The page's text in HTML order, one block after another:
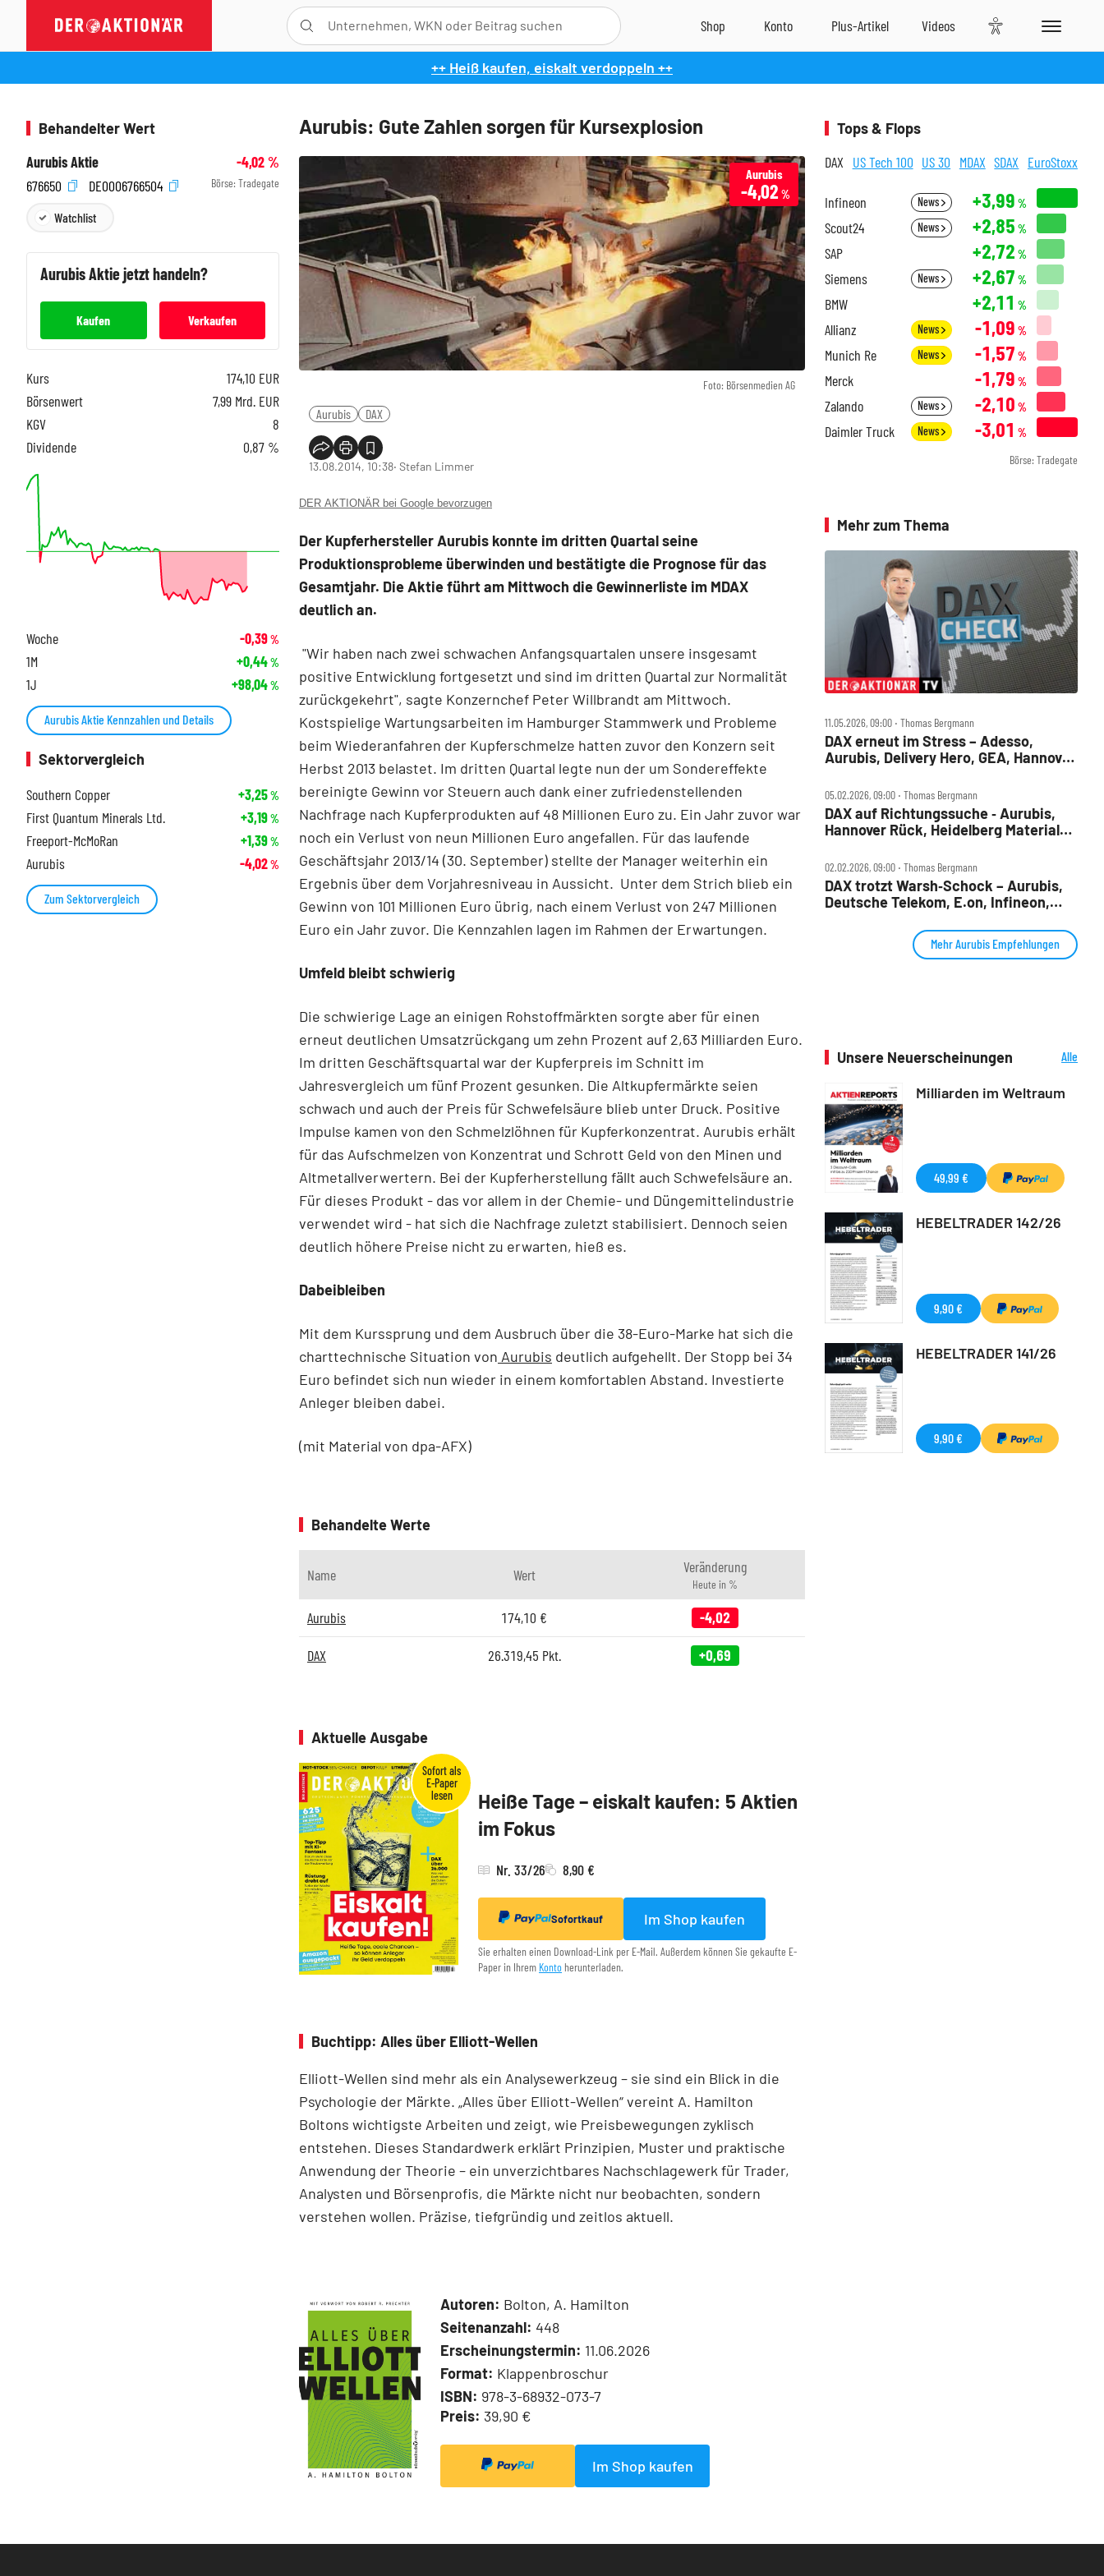
++ Heiß kaufen, eiskalt verdoppeln ++
Aurubis: Gute Zahlen sorgen für Kursexplosion
Foto: Börsenmedien AG
Aurubis
-4,02%
Aurubis DAX
13.08.2014, 10:38‧ Stefan Limmer
DER AKTIONÄR bei Google bevorzugen
Der Kupferhersteller Aurubis konnte im dritten Quartal seine
Produktionsprobleme überwinden und bestätigte die Prognose für das
Gesamtjahr. Die Aktie führt am Mittwoch die Gewinnerliste im MDAX
deutlich an.
"Wir haben nach zwei schwachen Anfangsquartalen unsere insgesamt
positive Entwicklung fortgesetzt und sind im dritten Quartal zur Normalität
zurückgekehrt", sagte Konzernchef Peter Willbrandt am Mittwoch.
Kostspielige Wartungsarbeiten im Hamburger Stammwerk und Probleme
beim Wiederanfahren der Kupferschmelze hatten zuvor den Konzern seit
Herbst 2013 belastet. Im dritten Quartal legte nun der um Sondereffekte
bereinigte Gewinn vor Steuern auch dank einer zufriedenstellenden
Nachfrage nach Kupferprodukten auf 48 Millionen Euro zu. Ein Jahr zuvor war
noch ein Verlust von neun Millionen Euro angefallen. Für das laufende
Geschäftsjahr 2013/14 (30. September) stellte der Manager weiterhin ein
Ergebnis über dem Vorjahresniveau in Aussicht. Unter dem Strich blieb ein
Gewinn von 101 Millionen Euro übrig, nach einem Verlust von 247 Millionen
Euro ein Jahr zuvor. Die Kennzahlen lagen im Rahmen der Erwartungen.
Umfeld bleibt schwierig
Die schwierige Lage an einigen Rohstoffmärkten sorgte aber für einen
erneut deutlichen Umsatzrückgang um zehn Prozent auf 2,63 Milliarden Euro.
Im dritten Geschäftsquartal war der Kupferpreis im Schnitt im
Jahresvergleich um fünf Prozent gesunken. Die Altkupfermärkte seien
schwach und auch der Preis für Schwefelsäure blieb unter Druck. Positive
Impulse kamen von den Schmelzlöhnen für Kupferkonzentrat. Aurubis erhält
für das Aufschmelzen von Konzentrat und Schrott Geld von den Minen und
Altmetallverwertern. Bei der Kupferherstellung fällt auch Schwefelsäure an.
Für dieses Produkt - das vor allem in der Chemie- und Düngemittelindustrie
verwendet wird - hat sich die Nachfrage zuletzt stabilisiert. Dennoch seien
deutlich höhere Preise nicht zu erwarten, hieß es.
Dabeibleiben
Mit dem Kurssprung und dem Ausbruch über die 38-Euro-Marke hat sich die
charttechnische Situation von Aurubis deutlich aufgehellt. Der Stopp bei 34
Euro befindet sich nun wieder in einem komfortablen Abstand. Investierte
Anleger bleiben dabei.
(mit Material von dpa-AFX)
Behandelte Werte
Name Wert Veränderung
Heute in %
Aurubis 174,10 € -4,02
DAX 26.319,45 Pkt. +0,69
Aktuelle Ausgabe
Heiße Tage – eiskalt kaufen: 5 Aktien
im Fokus
Nr. 33/26 8,90 €
Sofortkauf Im Shop kaufen
Sie erhalten einen Download-Link per E-Mail. Außerdem können Sie gekaufte E-
Paper in Ihrem Konto herunterladen.
Buchtipp: Alles über Elliott-Wellen
Elliott-Wellen sind mehr als ein Analysewerkzeug – sie sind ein Blick in die
Psychologie der Märkte. „Alles über Elliott-Wellen“ vereint A. Hamilton
Boltons wichtigste Arbeiten und zeigt, wie Preisbewegungen zyklisch
entstehen. Dieses Standardwerk erklärt Prinzipien, Muster und praktische
Anwendung der Theorie – ein unverzichtbares Nachschlagewerk für Trader,
Analysten und Börsenprofis, die Märkte nicht nur beobachten, sondern
verstehen wollen. Präzise, tiefgründig und zeitlos aktuell.
Autoren: Bolton, A. Hamilton
Seitenanzahl: 448
Erscheinungstermin: 11.06.2026
Format: Klappenbroschur
ISBN: 978-3-68932-073-7
Preis: 39,90 €
Im Shop kaufen
Behandelter Wert
Aurubis Aktie
-4,02%
676650
DE0006766504 Börse: Tradegate
Watchlist
AurubisAktie jetzt handeln?
Kaufen Verkaufen
Kurs 174,10 EUR
Börsenwert
7,99 Mrd. EUR
KGV
8
Dividende
0,87 %
Woche -0,39%
1M +0,44%
1J +98,04%
Aurubis Aktie Kennzahlen und Details
Sektorvergleich
Southern Copper
+3,25%
First Quantum Minerals Ltd. +3,19%
Freeport-McMoRan +1,39%
Aurubis -4,02%
Zum Sektorvergleich
Tops & Flops
DAX US Tech 100 US 30 MDAX SDAX EuroStoxx
Infineon News +3,99 %
Scout24 News +2,85 %
SAP +2,72 %
Siemens News +2,67 %
BMW +2,11 %
Allianz News -1,09 %
Munich Re News -1,57 %
Merck -1,79 %
Zalando News -2,10 %
Daimler Truck News -3,01 %
Börse: Tradegate
Mehr zum Thema
11.05.2026, 09:00 ‧ Thomas Bergmann
DAX erneut im Stress – Adesso,
Aurubis, Delivery Hero, GEA, Hannover
05.02.2026, 09:00 ‧ Thomas Bergmann
DAX auf Richtungssuche ‑ Aurubis,
Hannover Rück, Heidelberg Materials,
02.02.2026, 09:00 ‧ Thomas Bergmann
DAX trotzt Warsh‑Schock – Aurubis,
Deutsche Telekom, E.on, Infineon,
Mehr Aurubis Empfehlungen
Unsere Neuerscheinungen
Alle
Milliarden im Weltraum
49,99 €
HEBELTRADER 142/26
9,90 €
HEBELTRADER 141/26
9,90 €